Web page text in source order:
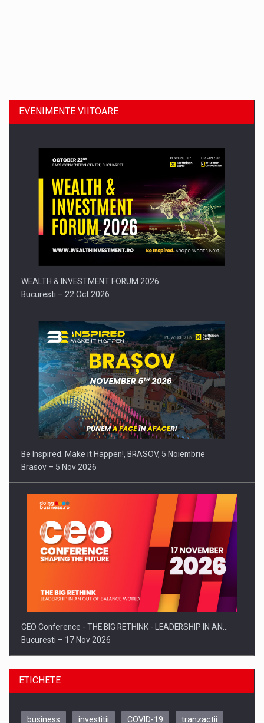
Comunicat de presa: Joburile part-time reincep sa intre pe…
EVENIMENTE VIITOARE
WEALTH & INVESTMENT FORUM 2026
Bucuresti – 22 Oct 2026
Be Inspired. Make it Happen!, BRASOV, 5 Noiembrie
Brasov – 5 Nov 2026
CEO Conference - THE BIG RETHINK - LEADERSHIP IN AN…
Bucuresti – 17 Nov 2026
ETICHETE
business investitii COVID-19 tranzactii